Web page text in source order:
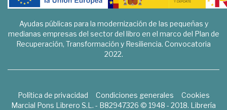
Ayudas públicas para la modernización de las pequeñas y
medianas empresas del sector del libro en el marco del Plan de
Recuperación, Transformación y Resiliencia. Convocatoria
2022.
Política de privacidad Condiciones generales
Cookies
Marcial Pons Librero S.L. - B82947326 © 1948 - 2018. Librería